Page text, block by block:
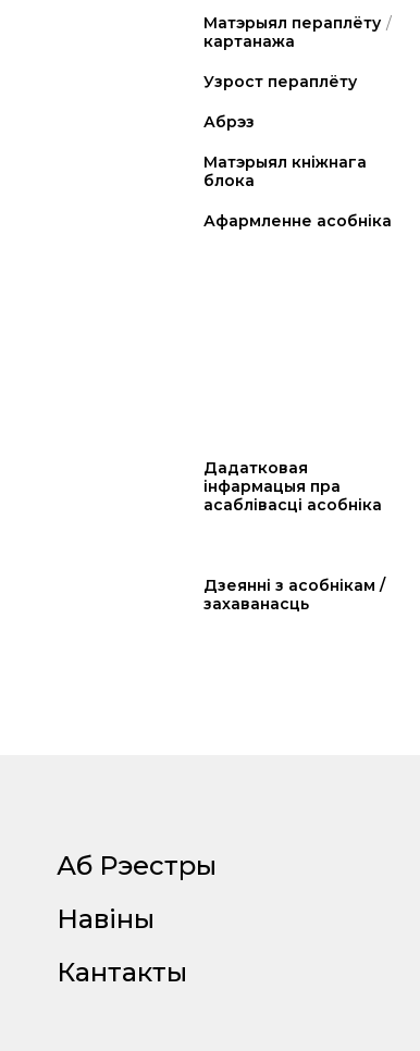
Матэрыял пераплёту /
картанажа
Узрост пераплёту
Абрэз
Матэрыял кніжнага
блока
Афармленне асобніка
Дадатковая
інфармацыя пра
асаблівасці асобніка
Дзеянні з асобнікам /
захаванасць
Аб Рэестры
Навіны
Кантакты